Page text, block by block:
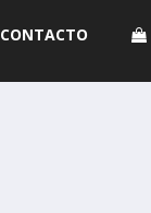
CONTACTO